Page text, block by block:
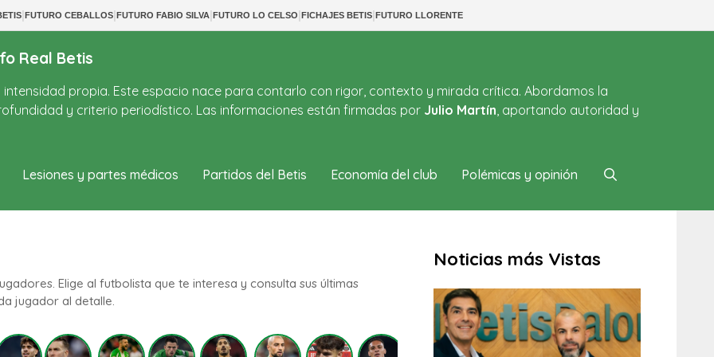
|FUTURO CEBALLOS|FUTURO FABIO SILVA|FUTURO LO CELSO|FICHAJES BETIS|FUTURO LLORENTE
Real Betis
intensidad propia. Este espacio nace para contarlo con rigor, contexto y mirada crítica. Abordamos la
y criterio periodístico. Las informaciones están firmadas por Julio Martín, aportando autoridad y
Lesiones y partes médicos Partidos del Betis Economía del club Polémicas y opinión
Elige al futbolista que te interesa y consulta sus últimas
jugador al detalle.
Noticias más Vistas